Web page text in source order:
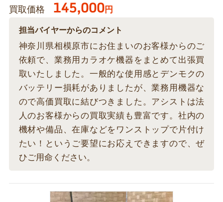
買取価格 145,000円
担当バイヤーからのコメント
神奈川県相模原市にお住まいのお客様からのご
依頼で、業務用カラオケ機器をまとめて出張買
取いたしました。一般的な使用感とデンモクの
バッテリー損耗がありましたが、業務用機器な
ので高価買取に結びつきました。アシストは法
人のお客様からの買取実績も豊富です。社内の
機材や備品、在庫などをワンストップで片付け
たい！というご要望にお応えできますので、ぜ
ひご用命ください。